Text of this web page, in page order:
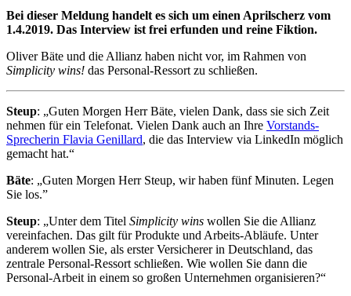
Bei dieser Meldung handelt es sich um einen Aprilscherz vom
1.4.2019. Das Interview ist frei erfunden und reine Fiktion.
Oliver Bäte und die Allianz haben nicht vor, im Rahmen von
Simplicity wins! das Personal-Ressort zu schließen.
Steup: „Guten Morgen Herr Bäte, vielen Dank, dass sie sich Zeit
nehmen für ein Telefonat. Vielen Dank auch an Ihre Vorstands-
Sprecherin Flavia Genillard, die das Interview via LinkedIn möglich
gemacht hat.“
Bäte: „Guten Morgen Herr Steup, wir haben fünf Minuten. Legen
Sie los.”
Steup: „Unter dem Titel Simplicity wins wollen Sie die Allianz
vereinfachen. Das gilt für Produkte und Arbeits-Abläufe. Unter
anderem wollen Sie, als erster Versicherer in Deutschland, das
zentrale Personal-Ressort schließen. Wie wollen Sie dann die
Personal-Arbeit in einem so großen Unternehmen organisieren?“